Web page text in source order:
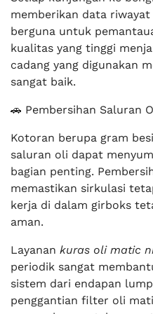
memberikan data
berguna untuk
kualitas yang tinggi
cadang yang digunakan
sangat baik.
🚗 Pembersihan Saluran
Kotoran berupa gram
saluran oli dapat
bagian penting.
memastikan sirkulasi
kerja di dalam girboks
aman.
Layanan kuras oli matic
periodik sangat
sistem dari endapan
penggantian filter oli